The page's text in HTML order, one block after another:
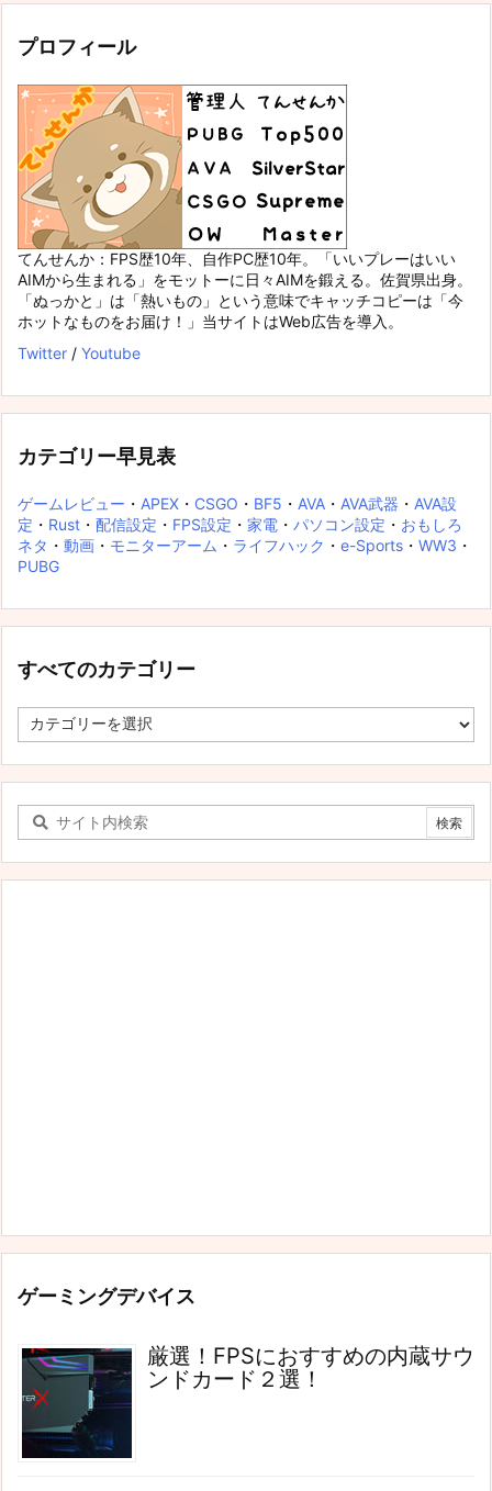
プロフィール
てんせんか：FPS歴10年、自作PC歴10年。「いいプレーはいい
AIMから生まれる」をモットーに日々AIMを鍛える。佐賀県出身。
「ぬっかと」は「熱いもの」という意味でキャッチコピーは「今
ホットなものをお届け！」当サイトはWeb広告を導入。
Twitter / Youtube
カテゴリー早見表
ゲームレビュー ・ APEX ・ CSGO ・ BF5 ・ AVA ・ AVA武器 ・ AVA設
定 ・ Rust ・ 配信設定 ・ FPS設定 ・ 家電 ・ パソコン設定 ・ おもしろ
ネタ ・ 動画 ・ モニターアーム ・ ライフハック ・ e-Sports ・ WW3 ・
PUBG
すべてのカテゴリー
べ
の
ゴ
リ
ー
ゲーミングデバイス
厳選！FPSにおすすめの内蔵サウ
ンドカード２選！